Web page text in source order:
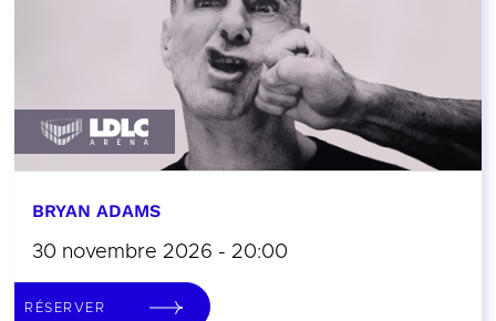
BRYAN ADAMS
30 novembre 2026 - 20:00
RÉSERVER